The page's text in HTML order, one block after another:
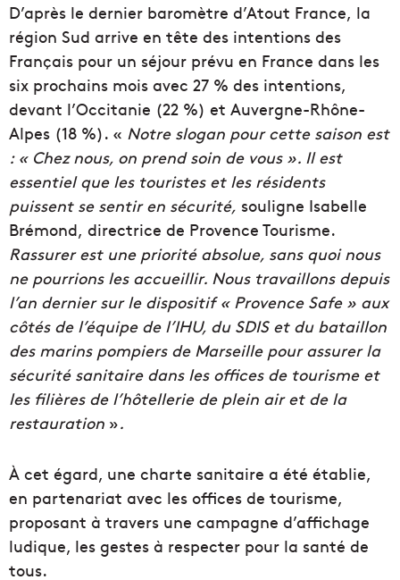
D’après le dernier baromètre d’Atout France, la
région Sud arrive en tête des intentions des
Français pour un séjour prévu en France dans les
six prochains mois avec 27 % des intentions,
devant l’Occitanie (22 %) et Auvergne-Rhône-
Alpes (18 %). « Notre slogan pour cette saison est
: « Chez nous, on prend soin de vous ». Il est
essentiel que les touristes et les résidents
puissent se sentir en sécurité, souligne Isabelle
Brémond, directrice de Provence Tourisme.
Rassurer est une priorité absolue, sans quoi nous
ne pourrions les accueillir. Nous travaillons depuis
l’an dernier sur le dispositif « Provence Safe » aux
côtés de l’équipe de l’IHU, du SDIS et du bataillon
des marins pompiers de Marseille pour assurer la
sécurité sanitaire dans les offices de tourisme et
les filières de l’hôtellerie de plein air et de la
restauration ».
À cet égard, une charte sanitaire a été établie,
en partenariat avec les offices de tourisme,
proposant à travers une campagne d’affichage
ludique, les gestes à respecter pour la santé de
tous.